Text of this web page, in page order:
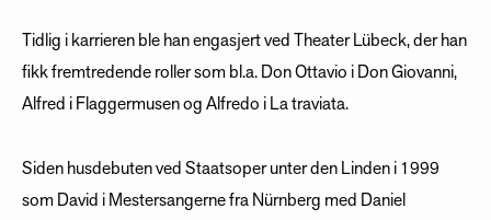
Tidlig i karrieren ble han engasjert ved Theater Lübeck, der han
fikk fremtredende roller som bl.a. Don Ottavio i Don Giovanni,
Alfred i Flaggermusenog Alfredo i La traviata.
Siden husdebuten ved Staatsoper unter den Linden i 1999
som David i Mestersangerne fra Nürnberg med Daniel